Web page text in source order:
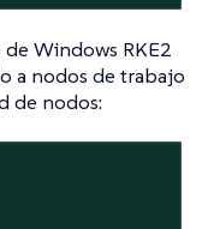
Windows RKE2
a nodos de trabajo
de nodos: